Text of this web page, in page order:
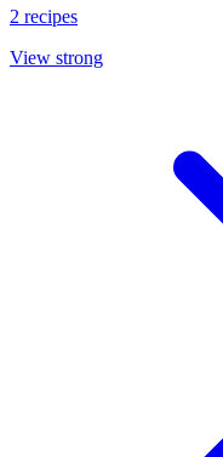
2 recipes
View strong